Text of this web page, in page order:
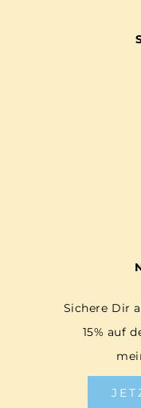
Sichere Dir
15% auf